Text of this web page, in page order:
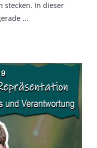
stecken. In dieser
...